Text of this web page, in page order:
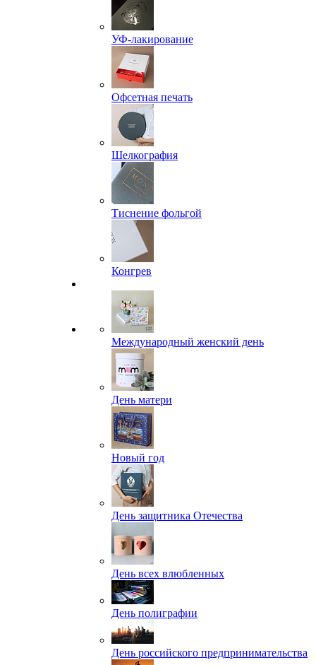
УФ-лакирование
Офсетная печать
Шелкография
Тиснение фольгой
Конгрев
Международный женский день
День матери
Новый год
День защитника Отечества
День всех влюбленных
День полиграфии
День российского предпринимательства